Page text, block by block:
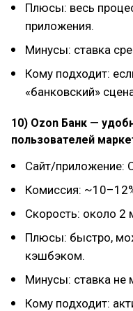
Плюсы: весь
приложения.
Минусы: ставка
Кому подходит:
«банковский»
10) Ozon Банк —
пользователей
Сайт/приложение:
Комиссия:
Скорость: около 2
Плюсы: быстро,
кэшбэком.
Минусы: ставка не
Кому подходит: